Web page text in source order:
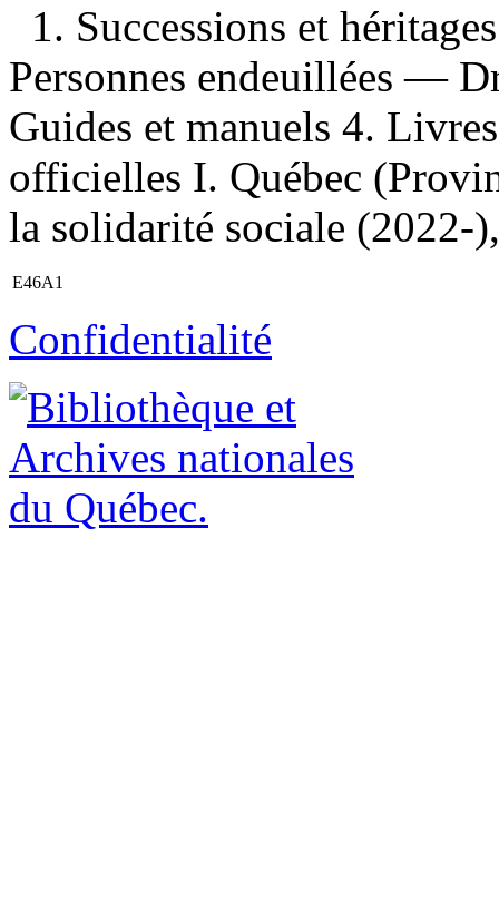
1. Successions et
Personnes endeuillées —
Guides et manuels 4.
officielles I. Québec
la solidarité sociale (2022-
E46A1
Confidentialité